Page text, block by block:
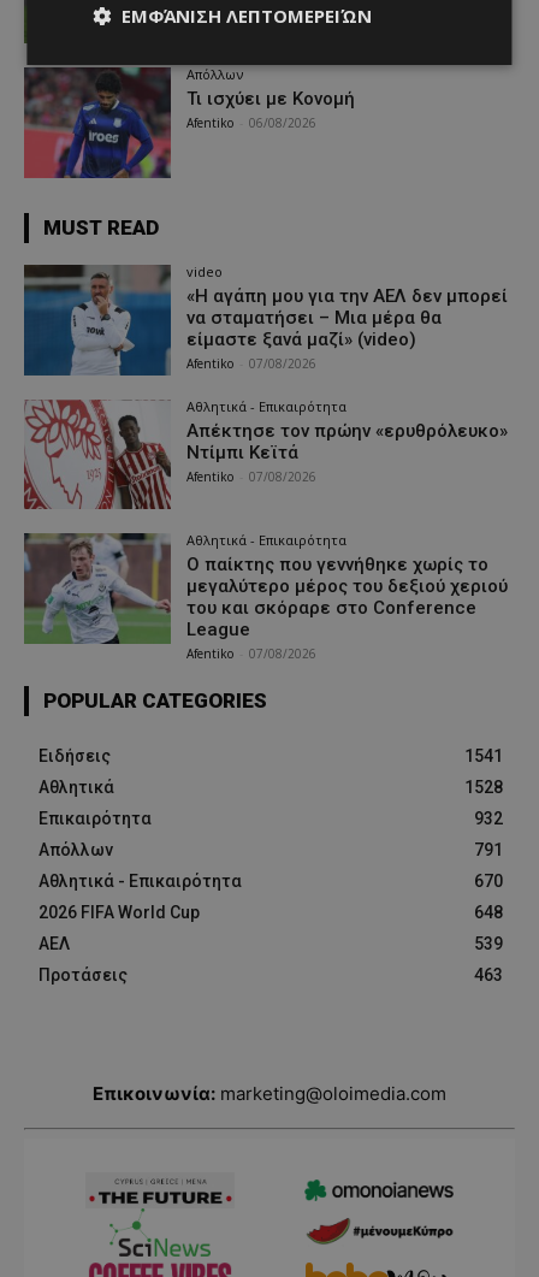
Afentiko - 06/08/2026
Απόλλων
Τι ισχύει με Κονομή
Afentiko 06/08/2026
MUST READ
video
«Η αγάπη μου για την ΑΕΛ δεν μπορεί
να σταματήσει – Μια μέρα θα
είμαστε ξανά μαζί» (video)
Afentiko 07/08/2026
Αθλητικά - Επικαιρότητα
Απέκτησε τον πρώην «ερυθρόλευκο»
Ντίμπι Κεϊτά
Afentiko 07/08/2026
Αθλητικά - Επικαιρότητα
Ο παίκτης που γεννήθηκε χωρίς το
μεγαλύτερο μέρος του δεξιού χεριού
του και σκόραρε στο Conference
League
Afentiko 07/08/2026
POPULAR CATEGORIES
Ειδήσεις
1541
Αθλητικά
1528
Επικαιρότητα
932
Απόλλων
791
Αθλητικά - Επικαιρότητα
670
2026 FIFA World Cup
648
ΑΕΛ
539
Προτάσεις
463
Επικοινωνία: marketing@oloimedia.com
ΕΜΦΆΝΙΣΗ ΛΕΠΤΟΜΕΡΕΙΏΝ